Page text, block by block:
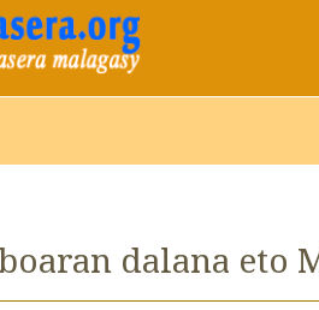
dalana eto